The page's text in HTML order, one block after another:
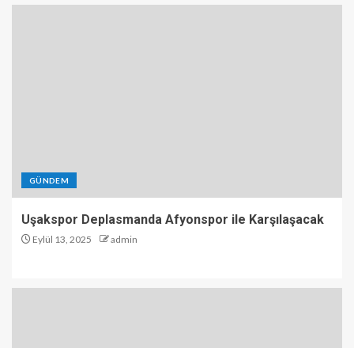
GÜNDEM
Uşakspor Deplasmanda Afyonspor ile Karşılaşacak
Eylül 13, 2025 admin